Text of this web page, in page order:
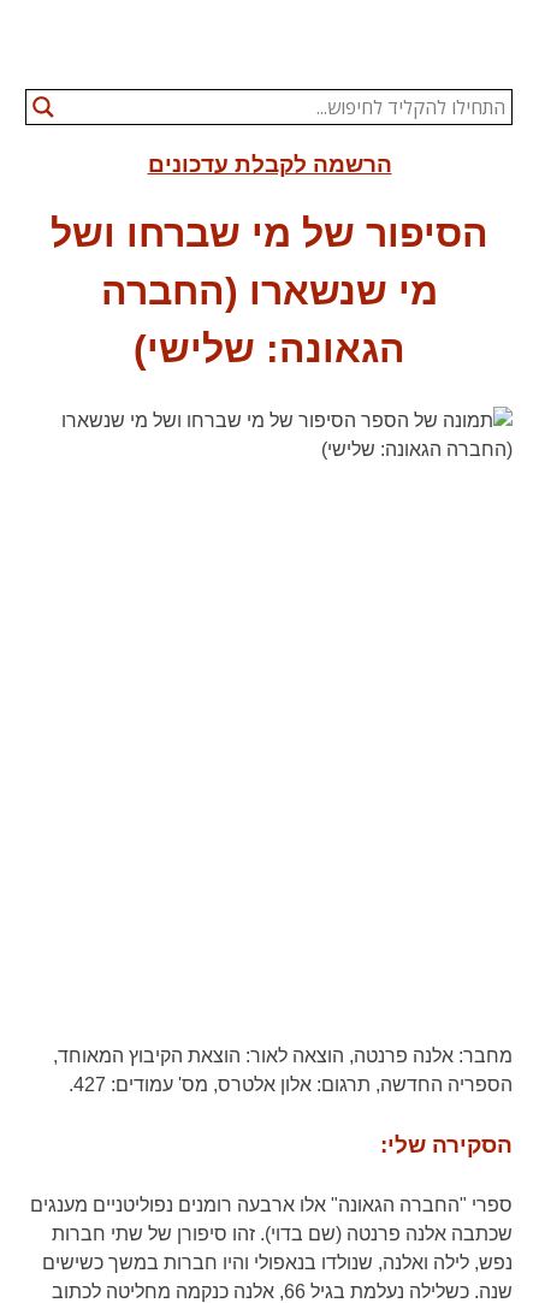
הרשמה לקבלת עדכונים
הסיפור של מי שברחו ושל
מי שנשארו (החברה
הגאונה: שלישי)
מחבר:אלנה פרנטה, הוצאה לאור: הוצאת הקיבוץ המאוחד,
הספריה החדשה, תרגום: אלון אלטרס, מס' עמודים:
הסקירה שלי:
ספרי "החברה הגאונה" אלו ארבעה רומנים נפוליטניים מענגים
שכתבה אלנה פרנטה (שם בדוי). זהו סיפורן של שתי חברות
נפש, לילה ואלנה, שנולדו בנאפולי והיו חברות במשך כשישים
שנה. כשלילה נעלמת בגיל 66, אלנה כנקמה מחליטה לכתוב